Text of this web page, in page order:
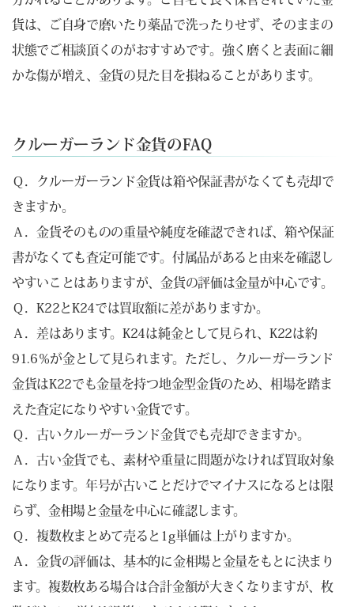
貨は、ご自身で磨いたり薬品で洗ったりせず、そのままの
状態でご相談頂くのがおすすめです。強く磨くと表面に細
かな傷が増え、金貨の見た目を損ねることがあります。
クルーガーランド金貨のFAQ
Ｑ．クルーガーランド金貨は箱や保証書がなくても売却で
きますか。
Ａ．金貨そのものの重量や純度を確認できれば、箱や保証
書がなくても査定可能です。付属品があると由来を確認し
やすいことはありますが、金貨の評価は金量が中心です。
Ｑ．K22とK24では買取額に差がありますか。
Ａ．差はあります。K24は純金として見られ、K22は約
91.6％が金として見られます。ただし、クルーガーランド
金貨はK22でも金量を持つ地金型金貨のため、相場を踏ま
えた査定になりやすい金貨です。
Ｑ．古いクルーガーランド金貨でも売却できますか。
Ａ．古い金貨でも、素材や重量に問題がなければ買取対象
になります。年号が古いことだけでマイナスになるとは限
らず、金相場と金量を中心に確認します。
Ｑ．複数枚まとめて売ると1g単価は上がりますか。
Ａ．金貨の評価は、基本的に金相場と金量をもとに決まり
ます。複数枚ある場合は合計金額が大きくなりますが、枚